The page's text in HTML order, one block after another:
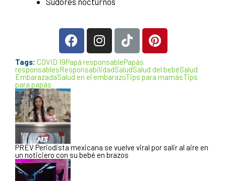
Tags: COVID 19Papá responsablePapás
responsablesResponsabilidadSaludSalud del bebéSalud
EmbarazadaSalud en el embarazoTips para mamásTips
para papás
PREVPeriodista mexicana se vuelve viral por salir al aire en
un noticiero con su bebé en brazos